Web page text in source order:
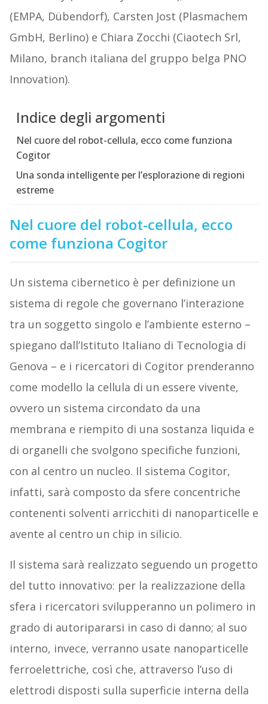
(EMPA, Dübendorf), Carsten Jost (Plasmachem
GmbH, Berlino) e Chiara Zocchi (Ciaotech Srl,
Milano, branch italiana del gruppo belga PNO
Innovation).
Indice degli argomenti
Nel cuore del robot-cellula, ecco come funziona
Cogitor
Una sonda intelligente per l’esplorazione di regioni
estreme
Nel cuore del robot-cellula, ecco
come funziona Cogitor
Un sistema cibernetico è per definizione un
sistema di regole che governano l’interazione
tra un soggetto singolo e l’ambiente esterno –
spiegano dall’Istituto Italiano di Tecnologia di
Genova – e i ricercatori di Cogitor prenderanno
come modello la cellula di un essere vivente,
ovvero un sistema circondato da una
membrana e riempito di una sostanza liquida e
di organelli che svolgono specifiche funzioni,
con al centro un nucleo. Il sistema Cogitor,
infatti, sarà composto da sfere concentriche
contenenti solventi arricchiti di nanoparticelle e
avente al centro un chip in silicio.
Il sistema sarà realizzato seguendo un progetto
del tutto innovativo: per la realizzazione della
sfera i ricercatori svilupperanno un polimero in
grado di autoripararsi in caso di danno; al suo
interno, invece, verranno usate nanoparticelle
ferroelettriche, così che, attraverso l’uso di
elettrodi disposti sulla superficie interna della